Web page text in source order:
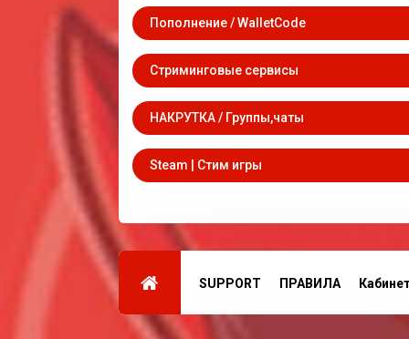
Пополнение / WalletCode
Стриминговые сервисы
НАКРУТКА / Группы,чаты
Steam | Стим игры
SUPPORT ПРАВИЛА